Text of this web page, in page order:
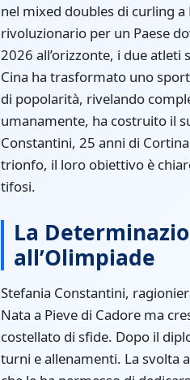
nel mixed doubles di curling
rivoluzionario per un Paese
2026 all’orizzonte, i due
Cina ha trasformato uno
di popolarità, rivelando
umanamente, ha costruito il
Constantini, 25 anni di
trionfo, il loro obiettivo è
tifosi.
La
all’Olimpiade
Stefania Constantini,
Nata a Pieve di Cadore ma
costellato di sfide. Dopo il
turni e allenamenti. La svolta